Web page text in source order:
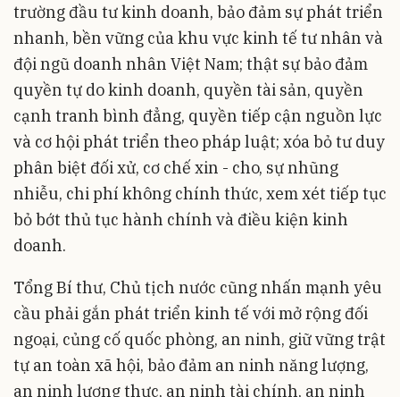
trường đầu tư kinh doanh, bảo đảm sự phát triển
nhanh, bền vững của khu vực kinh tế tư nhân và
đội ngũ doanh nhân Việt Nam; thật sự bảo đảm
quyền tự do kinh doanh, quyền tài sản, quyền
cạnh tranh bình đẳng, quyền tiếp cận nguồn lực
và cơ hội phát triển theo pháp luật; xóa bỏ tư duy
phân biệt đối xử, cơ chế xin - cho, sự nhũng
nhiễu, chi phí không chính thức, xem xét tiếp tục
bỏ bớt thủ tục hành chính và điều kiện kinh
doanh.
Tổng Bí thư, Chủ tịch nước cũng nhấn mạnh yêu
cầu phải gắn phát triển kinh tế với mở rộng đối
ngoại, củng cố quốc phòng, an ninh, giữ vững trật
tự an toàn xã hội, bảo đảm an ninh năng lượng,
an ninh lương thực, an ninh tài chính, an ninh